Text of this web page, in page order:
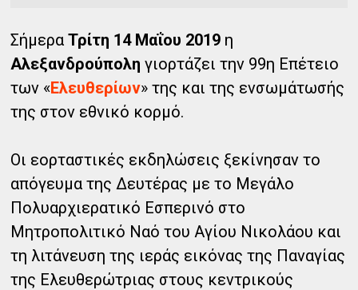
ΣήμεραΤρίτη 14 Μαΐου 2019 η
Αλεξανδρούπολη γιορτάζει την 99η Επέτειο
των «Ελευθερίων» της και της ενσωμάτωσής
της στον εθνικό κορμό.
Οι εορταστικές εκδηλώσεις ξεκίνησαν το
απόγευμα της Δευτέρας με το Μεγάλο
Πολυαρχιερατικό Εσπερινό στο
Μητροπολιτικό Ναό του Αγίου Νικολάου και
τη λιτάνευση της ιεράς εικόνας της Παναγίας
της Ελευθερώτριας στους κεντρικούς